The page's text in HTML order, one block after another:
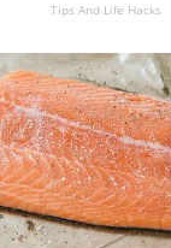
Tips And Life Hacks